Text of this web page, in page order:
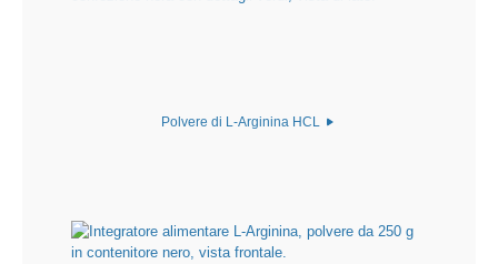
Polvere di L-Arginina HCL